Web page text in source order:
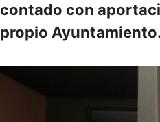
contado con
propio Ayuntamiento.